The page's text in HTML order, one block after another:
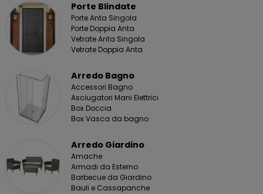
Porte Blindate
Porte Anta Singola
Porte Doppia Anta
Vetrate Anta Singola
Vetrate Doppia Anta
Arredo Bagno
Accessori Bagno
Asciugatori Mani Elettrici
Box Doccia
Box Vasca da bagno
Arredo Giardino
Amache
Armadi da Esterno
Barbecue da Giardino
Bauli e Cassapanche